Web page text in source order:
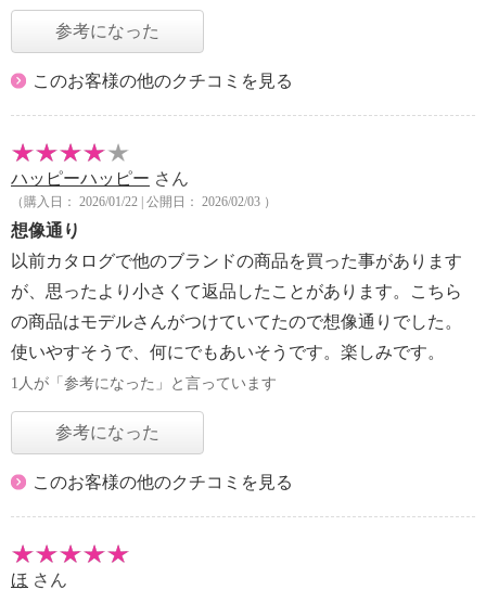
参考になった
このお客様の他のクチコミを見る
ハッピーハッピー さん
（購入日： 2026/01/22 | 公開日： 2026/02/03 ）
想像通り
以前カタログで他のブランドの商品を買った事があります
が、思ったより小さくて返品したことがあります。こちら
の商品はモデルさんがつけていてたので想像通りでした。
使いやすそうで、何にでもあいそうです。楽しみです。
1人が「参考になった」と言っています
参考になった
このお客様の他のクチコミを見る
ほ さん